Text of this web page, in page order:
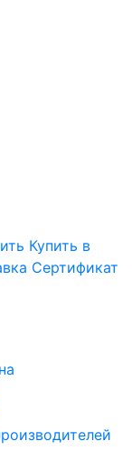
Купить в
Сертификат